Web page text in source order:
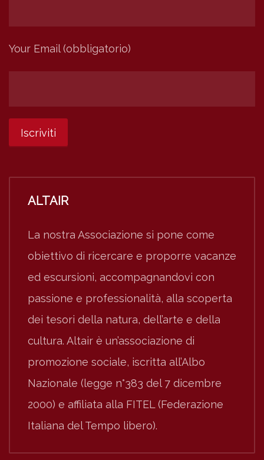
Your Email (obbligatorio)
ALTAIR
La nostra Associazione si pone come
obiettivo di ricercare e proporre vacanze
ed escursioni, accompagnandovi con
passione e professionalità, alla scoperta
dei tesori della natura, dell’arte e della
cultura. Altair è un’associazione di
promozione sociale, iscritta all’Albo
Nazionale (legge n°383 del 7 dicembre
2000) e affiliata alla FITEL (Federazione
Italiana del Tempo libero).